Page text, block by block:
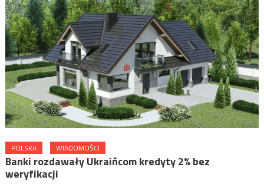
POLSKA WIADOMOŚCI
Banki rozdawały Ukraińcom kredyty 2% bez
weryfikacji